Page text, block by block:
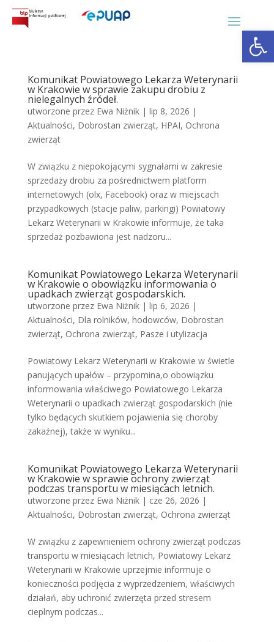
Komunikat Powiatowego Lekarza Weterynarii
w Krakowie w sprawie zakupu drobiu z
nielegalnych źródeł.
utworzone przez Ewa Niżnik| lip 8, 2026 |
Aktualności, Dobrostan zwierząt, HPAI, Ochrona
zwierząt
W związku z niepokojącymi sygnałami w zakresie
sprzedaży drobiu za pośrednictwem platform
internetowych (olx, Facebook) oraz w miejscach
przypadkowych (stacje paliw, parkingi) Powiatowy
Lekarz Weterynarii w Krakowie informuje, że taka
sprzedaż pozbawiona jest nadzoru...
Komunikat Powiatowego Lekarza Weterynarii
w Krakowie o obowiązku informowania o
upadkach zwierząt gospodarskich.
utworzone przez Ewa Niżnik| lip 6, 2026 |
Aktualności, Dla rolników, hodowców, Dobrostan
zwierząt, Ochrona zwierząt, Pasze i utylizacja
Powiatowy Lekarz Weterynarii w Krakowie w świetle
panujących upałów – przypomina,o obowiązku
informowania właściwego Powiatowego Lekarza
Weterynarii o upadkach zwierząt gospodarskich (nie
tylko będących skutkiem pojawienia się choroby
zakaźnej), także w wyniku...
Komunikat Powiatowego Lekarza Weterynarii
w Krakowie w sprawie ochrony zwierząt
podczas transportu w miesiącach letnich.
utworzone przez Ewa Niżnik| cze 26, 2026 |
Aktualności, Dobrostan zwierząt, Ochrona zwierząt
W związku z zapewnieniem ochrony zwierząt podczas
transportu w miesiącach letnich, Powiatowy Lekarz
Weterynarii w Krakowie uprzejmie informuje o
konieczności podjęcia z wyprzedzeniem, właściwych
działań, aby uchronić zwierzęta przed stresem
cieplnym podczas...